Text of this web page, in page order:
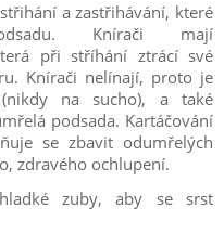
a zastřihávání, které
Knírači mají
při stříhání ztrácí své
Knírači nelínají, proto je
na sucho), a také
podsada. Kartáčování
se zbavit odumřelých
zdravého ochlupení.
zuby, aby se srst